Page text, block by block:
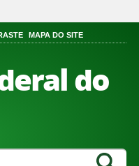
MAPA DO SITE
do